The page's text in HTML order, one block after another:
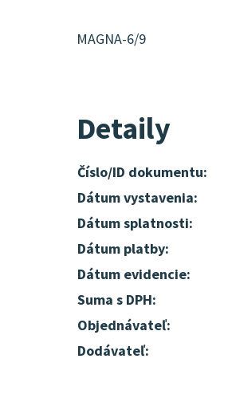
MAGNA-6/9
Detaily
Číslo/ID dokumentu:
Dátum vystavenia:
Dátum splatnosti:
Dátum platby:
Dátum evidencie:
Suma s DPH:
Objednávateľ:
Dodávateľ: